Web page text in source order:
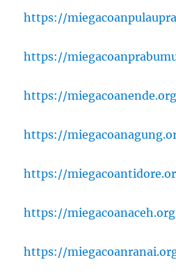
https://
https://
https://miegacoanende.org
https://
https://
https://miegacoanaceh.org
https://